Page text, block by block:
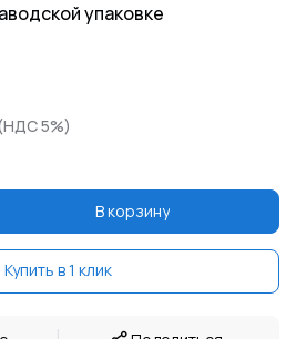
упаковке
5%)
В корзину
Купить в 1 клик